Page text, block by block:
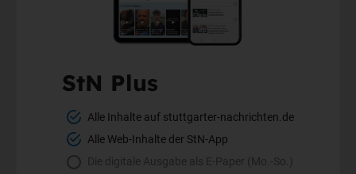
StN Plus
Alle Inhalte auf stuttgarter-nachrichten.de
Alle Web-Inhalte der StN-App
Die digitale Ausgabe als E-Paper (Mo.-So.)